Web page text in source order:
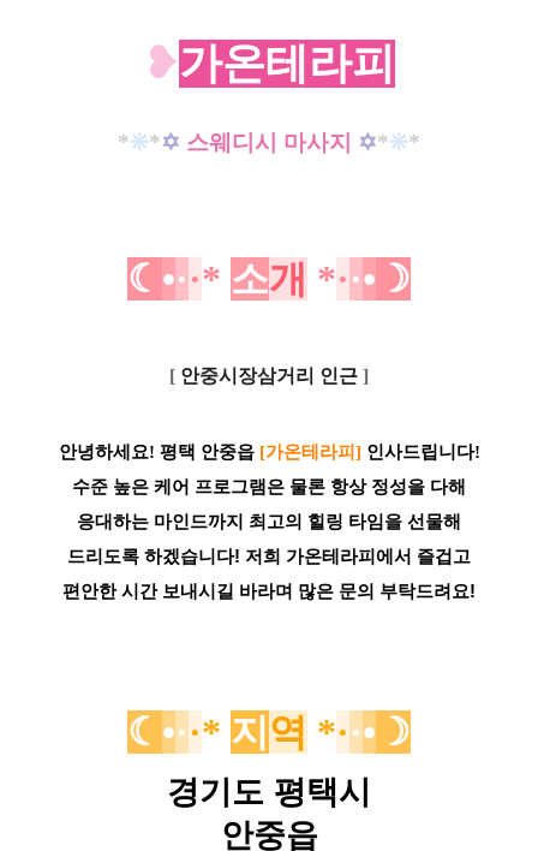
❥가온테라피
*❊*✡ 스웨디시 마사지 ✡*❊*
☾ •··* 소개 *··• ☽
[ 안중시장삼거리 인근 ]
안녕하세요! 평택 안중읍[가온테라피] 인사드립니다!
수준 높은 케어 프로그램은 물론 항상 정성을 다해
응대하는 마인드까지 최고의 힐링 타임을 선물해
드리도록 하겠습니다! 저희 가온테라피에서 즐겁고
편안한 시간 보내시길 바라며 많은 문의 부탁드려요!
☾ •··* 지역 *··• ☽
경기도 평택시
안중읍